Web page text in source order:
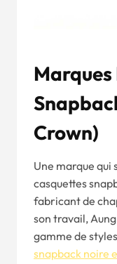
Marques
Crown)
Une marque qui
casquettes
fabricant de
son travail,
gamme de
snapback noire